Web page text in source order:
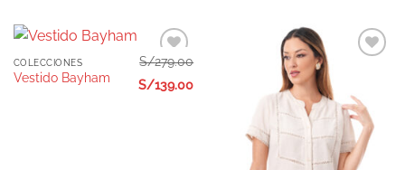
Añadir
a la
lista de
COLECCIONES
Vestido Bayham
S/279.00
S/139.00
lista de
deseos